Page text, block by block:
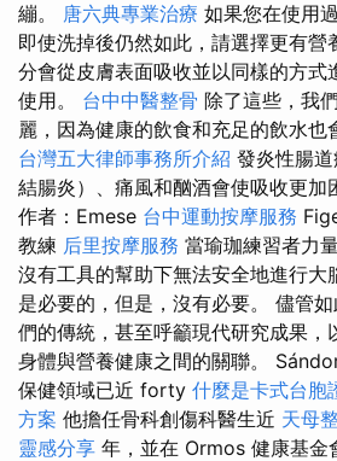
繃。 唐六典專業治療 如果您在使用
即使洗掉後仍然如此，請選擇更有營
分會從皮膚表面吸收並以同樣的方式
使用。 台中中醫整骨 除了這些，我
麗，因為健康的飲食和充足的飲水也
台灣五大律師事務所介紹 發炎性腸
結腸炎）、痛風和酗酒會使吸收更加
作者：Emese 台中運動按摩服務
教練 后里按摩服務 當瑜珈練習者力
沒有工具的幫助下無法安全地進行大
是必要的，但是，沒有必要。 儘管
們的傳統，甚至呼籲現代研究成果，
身體與營養健康之間的關聯。
保健領域已近 forty 什麼是卡式台胞
方案 他擔任骨科創傷科醫生近 天母
靈感分享 年，並在 Ormos 健康基金